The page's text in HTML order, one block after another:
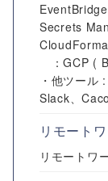
Secrets
：GCP (
・他ツール
Slack、
リモート
リモートワ